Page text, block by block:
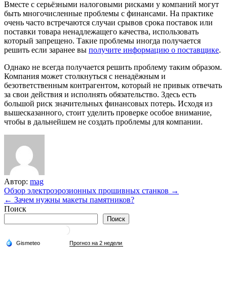
Вместе с серьёзными налоговыми рисками у компаний могут
быть многочисленные проблемы с финансами. На практике
очень часто встречаются случаи срывов срока поставок или
поставки товара ненадлежащего качества, использовать
который запрещено. Такие проблемы иногда получается
решить если заранее вы получите информацию о поставщике.
Однако не всегда получается решить проблему таким образом.
Компания может столкнуться с ненадёжным и
безответственным контрагентом, который не привык отвечать
за свои действия и исполнять обязательство. Здесь есть
большой риск значительных финансовых потерь. Исходя из
вышесказанного, стоит уделить проверке особое внимание,
чтобы в дальнейшем не создать проблемы для компании.
Автор: mag
Навигация
по
Обзор электроэрозионных прошивных станков →
← Зачем нужны макеты памятников?
Поиск
Поиск